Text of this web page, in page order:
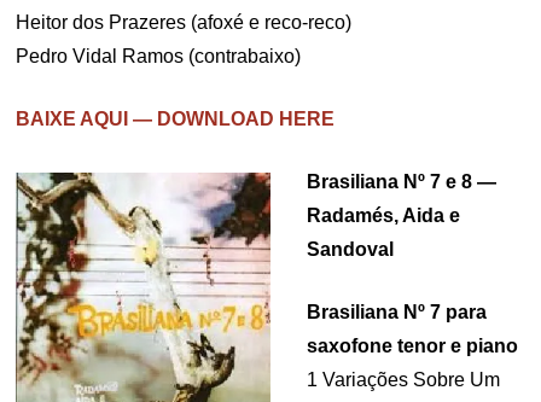
Heitor dos Prazeres (afoxé e reco-reco)
Pedro Vidal Ramos (contrabaixo)
BAIXE AQUI — DOWNLOAD HERE
Brasiliana Nº 7 e 8 —
Radamés, Aida e
Sandoval
Brasiliana Nº 7 para
saxofone tenor e piano
1 Variações Sobre Um